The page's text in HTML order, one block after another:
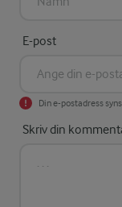
E-post
Din e-postadress
Skriv din